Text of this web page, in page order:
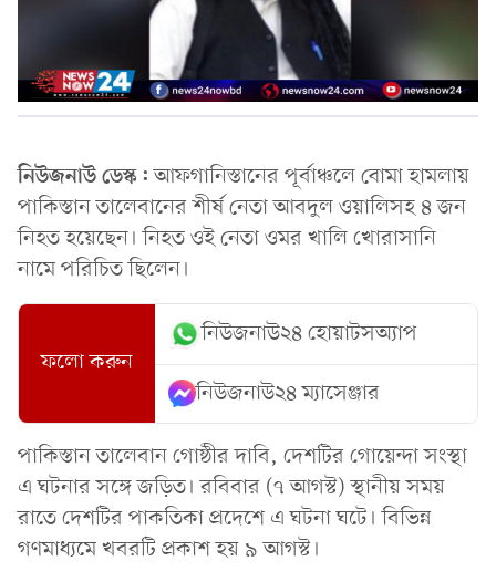
নিউজনাউ ডেস্ক:আফগানিস্তানের পূর্বাঞ্চলে বোমা হামলায়
পাকিস্তান তালেবানের শীর্ষ নেতা আবদুল ওয়ালিসহ ৪ জন
নিহত হয়েছেন। নিহত ওই নেতা ওমর খালি খোরাসানি
নামে পরিচিত ছিলেন।
ফলো করুন
নিউজনাউ২৪ হোয়াটসঅ্যাপ
নিউজনাউ২৪ ম্যাসেঞ্জার
পাকিস্তান তালেবান গোষ্ঠীর দাবি, দেশটির গোয়েন্দা সংস্থা
এ ঘটনার সঙ্গে জড়িত। রবিবার (৭ আগস্ট) স্থানীয় সময়
রাতে দেশটির পাকতিকা প্রদেশে এ ঘটনা ঘটে। বিভিন্ন
গণমাধ্যমে খবরটি প্রকাশ হয় ৯ আগস্ট।